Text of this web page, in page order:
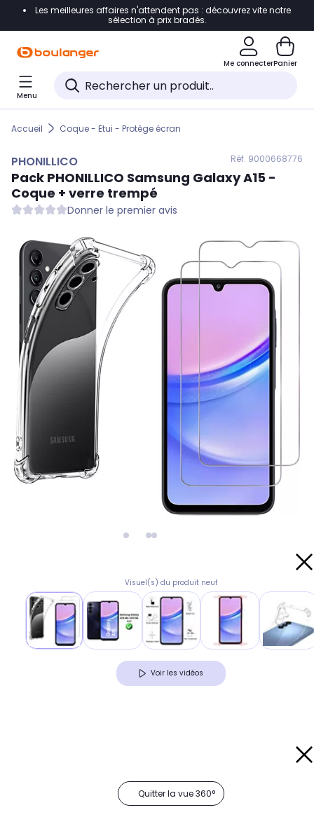
Accéder directement à la navigation
Accéder directement au pied de page
Accéder directement au chatbot
Les meilleures affaires n'attendent pas : découvrez vite notre
sélection à prix bradés.
Me connecterPanier
Menu
Accueil Coque - Etui - Protège écran
PHONILLICO Réf. 9000668776
Pack PHONILLICO Samsung Galaxy A15 -
Coque + verre trempé
Donner le premier avis
Visuel(s) du produit neuf
Voir les vidéos
Quitter la vue 360°